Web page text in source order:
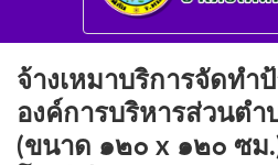
จ้างเหมาบริการจัดทำ
องค์การบริหารส่วนตำ
(ขนาด ๑๒๐ x ๑๒๐ ซม